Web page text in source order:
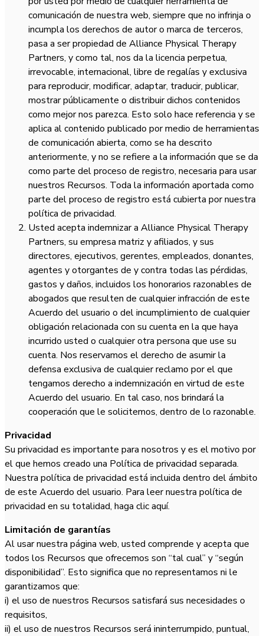
comunicación de nuestra web, siempre que no infrinja o
incumpla los derechos de autor o marca de terceros,
pasa a ser propiedad de Alliance Physical Therapy
Partners, y como tal, nos da la licencia perpetua,
irrevocable, internacional, libre de regalías y exclusiva
para reproducir, modificar, adaptar, traducir, publicar,
mostrar públicamente o distribuir dichos contenidos
como mejor nos parezca. Esto solo hace referencia y se
aplica al contenido publicado por medio de herramientas
de comunicación abierta, como se ha descrito
anteriormente, y no se refiere a la información que se da
como parte del proceso de registro, necesaria para usar
nuestros Recursos. Toda la información aportada como
parte del proceso de registro está cubierta por nuestra
política de privacidad.
Usted acepta indemnizar a Alliance Physical Therapy
Partners, su empresa matriz y afiliados, y sus
directores, ejecutivos, gerentes, empleados, donantes,
agentes y otorgantes de y contra todas las pérdidas,
gastos y daños, incluidos los honorarios razonables de
abogados que resulten de cualquier infracción de este
Acuerdo del usuario o del incumplimiento de cualquier
obligación relacionada con su cuenta en la que haya
incurrido usted o cualquier otra persona que use su
cuenta. Nos reservamos el derecho de asumir la
defensa exclusiva de cualquier reclamo por el que
tengamos derecho a indemnización en virtud de este
Acuerdo del usuario. En tal caso, nos brindará la
cooperación que le solicitemos, dentro de lo razonable.
Privacidad
Su privacidad es importante para nosotros y es el motivo por
el que hemos creado una Política de privacidad separada.
Nuestra política de privacidad está incluida dentro del ámbito
de este Acuerdo del usuario. Para leer nuestra política de
privacidad en su totalidad, haga clic aquí.
Limitación de garantías
Al usar nuestra página web, usted comprende y acepta que
todos los Recursos que ofrecemos son “tal cual” y “según
disponibilidad”. Esto significa que no representamos ni le
garantizamos que:
i) el uso de nuestros Recursos satisfará sus necesidades o
requisitos,
ii) el uso de nuestros Recursos será ininterrumpido, puntual,